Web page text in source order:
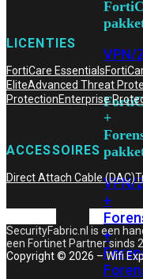
VPN/
+
VPN/
+
+
LICENTIES
FortiCare Essentials
EliteAdvanced Threat
ProtectionEnterprise
ACCESSOIRES
Direct Attach Cable (DAC)
SecurityFabric.nl is een
een Fortinet Partner sinds
Copyright © 2026 – Wifi